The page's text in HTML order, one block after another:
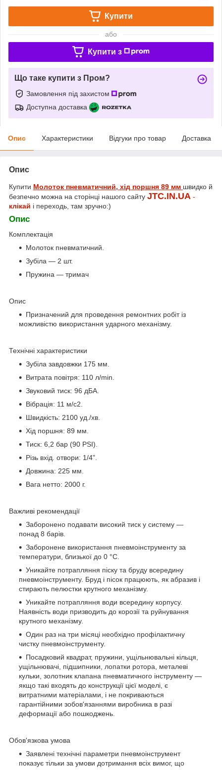
Купити
або
Купити з
Що таке купити з Пром?
Замовлення під захистом
Доступна доставка
Опис Характеристики Відгуки про товар Доставка
Опис
Купити Молоток пневматичний, хід поршня 89 мм швидко й
безпечно можна на сторінці нашого сайту JTC.IN.UA -
клікай і переходь, там зручно:)
Опис
Комплектація
Молоток пневматичний.
Зубіла — 2 шт.
Пружина — тримач
Опис
Призначений для проведення ремонтних робіт із
можливістю використання ударного механізму.
Технічні характеристики
Зубіла завдовжки 175 мм.
Витрата повітря: 110 л/min.
Звуковий тиск: 96 дБА.
Вібрація: 11 м/с2.
Швидкість: 2100 уд./хв.
Хід поршня: 89 мм.
Тиск: 6,2 бар (90 PSI).
Різь вхід. отвори: 1/4".
Довжина: 225 мм.
Вага нетто: 2000 г.
Важливі рекомендації
Заборонено подавати високий тиск у систему —
понад 8 барів.
Заборонене використання пневмоінструменту за
температури, близької до 0 °C.
Уникайте потрапляння піску та бруду всередину
пневмоінструменту. Бруд і пісок працюють, як абразив і
стирають пелюстки крутного механізму.
Уникайте потрапляння води всередину корпусу.
Наявність води призводить до корозії та руйнування
крутного механізму.
Один раз на три місяці необхідно профілактичну
чистку пневмоінструменту.
Посадковий квадрат, пружини, ущільнювальні кільця,
ущільнювачі, підшипники, лопатки ротора, металеві
кульки, золотник клапана пневматичного інструменту —
якщо такі входять до конструкції цієї моделі, є
витратними матеріалами, і не покриваються
гарантійними зобов'язаннями виробника в разі
деформації або пошкоджень.
Обов'язкова умова
Заявлені технічні параметри пневмоінструмент
показує тільки за умови дотримання всіх вимог, що